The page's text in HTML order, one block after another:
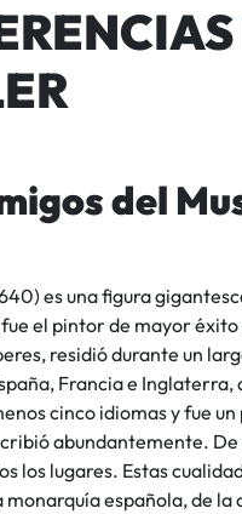
del
es una figura
el pintor de mayor
residió durante un
Francia e
cinco idiomas y fue
abundantemente.
los lugares. Estas
española, de la